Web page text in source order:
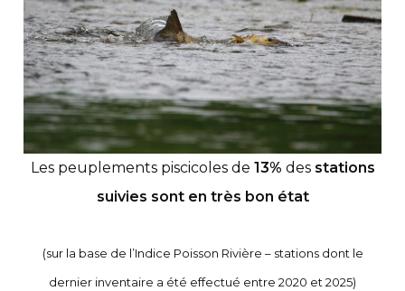
Les peuplements piscicoles de 13% des stations
suivies sont en très bon état
(sur la base de l’Indice Poisson Rivière – stations dont le
dernier inventaire a été effectué entre 2020 et 2025)